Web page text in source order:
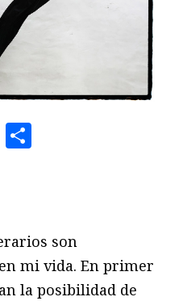
Email
son
mi vida. En primer
la posibilidad de